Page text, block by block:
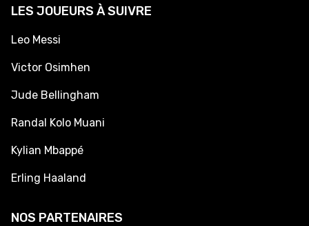
LES JOUEURS À SUIVRE
Leo Messi
Victor Osimhen
Jude Bellingham
Randal Kolo Muani
Kylian Mbappé
Erling Haaland
NOS PARTENAIRES